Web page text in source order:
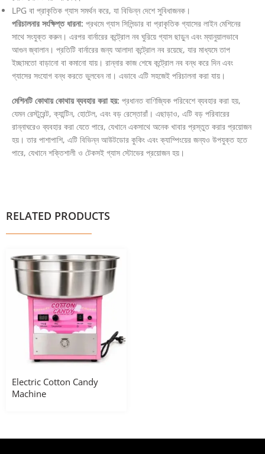
LPG বা প্রাকৃতিক গ্যাস সমর্থন করে, যা বিভিন্ন দেশে সুবিধাজনক।
পরিচালনার সংক্ষিপ্ত ধারনা: প্রথমে গ্যাস সিলিন্ডার বা প্রাকৃতিক গ্যাসের লাইন মেশিনের
সাথে সংযুক্ত করুন। এরপর বার্নারের কন্ট্রোল নব ঘুরিয়ে গ্যাস ছাড়ুন এবং ম্যানুয়ালভাবে
আগুন জ্বালান। প্রতিটি বার্নারের জন্য আলাদা কন্ট্রোল নব রয়েছে, যার মাধ্যমে তাপ
ইচ্ছামতো বাড়ানো বা কমানো যায়। রান্নার কাজ শেষে কন্ট্রোল নব বন্ধ করে দিন এবং
গ্যাসের সংযোগ বন্ধ করতে ভুলবেন না। এভাবে এটি সহজেই পরিচালনা করা যায়।
মেশিনটি কোথায় কোথায় ব্যবহার করা হয়: প্রধানত বাণিজ্যিক পরিবেশে ব্যবহার করা হয়,
যেমন রেস্টুরেন্ট, ক্যান্টিন, হোটেল, এবং বড় রেস্তোরাঁ। এছাড়াও, এটি বড় পরিবারের
রান্নাঘরেও ব্যবহার করা যেতে পারে, যেখানে একসাথে অনেক খাবার প্রস্তুত করার প্রয়োজন
হয়। তার পাশাপাশি, এটি বিভিন্ন আউটডোর কুকিং এবং ক্যাম্পিংয়ের জন্যও উপযুক্ত হতে
পারে, যেখানে শক্তিশালী ও টেকসই গ্যাস স্টোভের প্রয়োজন হয়।
RELATED PRODUCTS
Electric Cotton Candy
Machine